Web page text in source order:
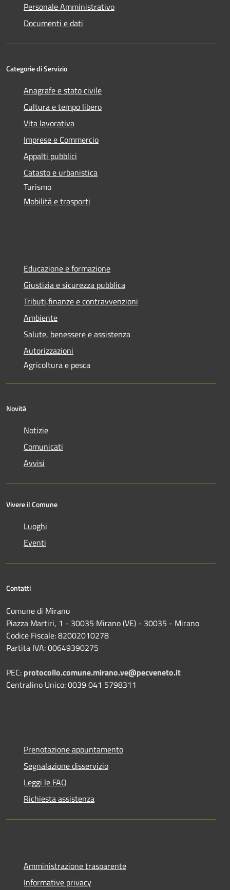
Personale Amministrativo
Documenti e dati
Categorie di Servizio
Anagrafe e stato civile
Cultura e tempo libero
Vita lavorativa
Imprese e Commercio
Appalti pubblici
Catasto e urbanistica
Turismo
Mobilità e trasporti
Educazione e formazione
Giustizia e sicurezza pubblica
Tributi,finanze e contravvenzioni
Ambiente
Salute, benessere e assistenza
Autorizzazioni
Agricoltura e pesca
Novità
Notizie
Comunicati
Avvisi
Vivere il Comune
Luoghi
Eventi
Contatti
Comune di Mirano
Piazza Martiri, 1 - 30035 Mirano (VE) - 30035 - Mirano
Codice Fiscale: 82002010278
Partita IVA: 00649390275
PEC: protocollo.comune.mirano.ve@pecveneto.it
Centralino Unico: 0039 041 5798311
Prenotazione appuntamento
Segnalazione disservizio
Leggi le FAQ
Richiesta assistenza
Amministrazione trasparente
Informative privacy